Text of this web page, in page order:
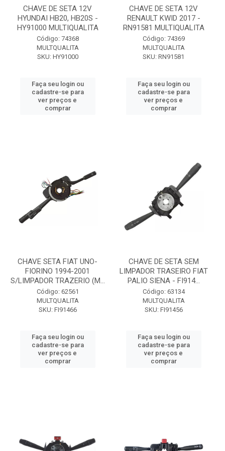
CHAVE DE SETA 12V
HYUNDAI HB20, HB20S -
HY91000 MULTIQUALITA
Código: 74368
MULTQUALITA
SKU: HY91000
Faça seu login ou
cadastre-se para
ver preços e
comprar
CHAVE DE SETA 12V
RENAULT KWID 2017 -
RN91581 MULTIQUALITA
Código: 74369
MULTQUALITA
SKU: RN91581
Faça seu login ou
cadastre-se para
ver preços e
comprar
CHAVE SETA FIAT UNO-
FIORINO 1994-2001
S/LIMPADOR TRAZERIO (M...
Código: 62561
MULTQUALITA
SKU: FI91466
Faça seu login ou
cadastre-se para
ver preços e
comprar
CHAVE DE SETA SEM
LIMPADOR TRASEIRO FIAT
PALIO SIENA - FI914...
Código: 63134
MULTQUALITA
SKU: FI91456
Faça seu login ou
cadastre-se para
ver preços e
comprar